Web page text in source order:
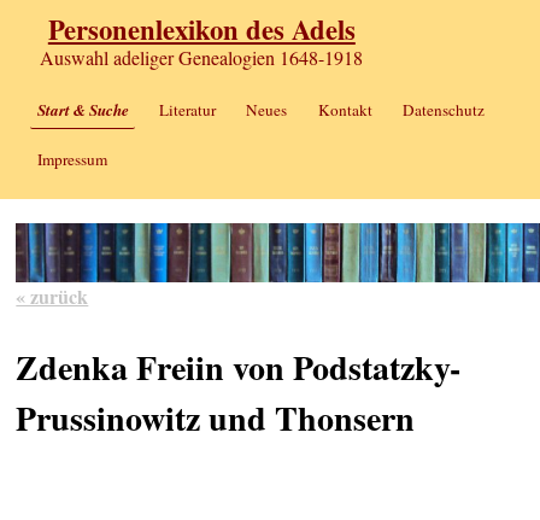
Personenlexikon des Adels
Auswahl adeliger Genealogien 1648-1918
Start & Suche Literatur Neues Kontakt Datenschutz
Impressum
« zurück
Zdenka Freiin von Podstatzky-
Prussinowitz und Thonsern